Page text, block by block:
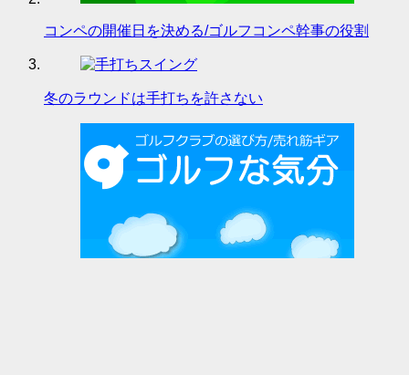
コンペの開催日を決める/ゴルフコンペ幹事の役割
冬のラウンドは手打ちを許さない